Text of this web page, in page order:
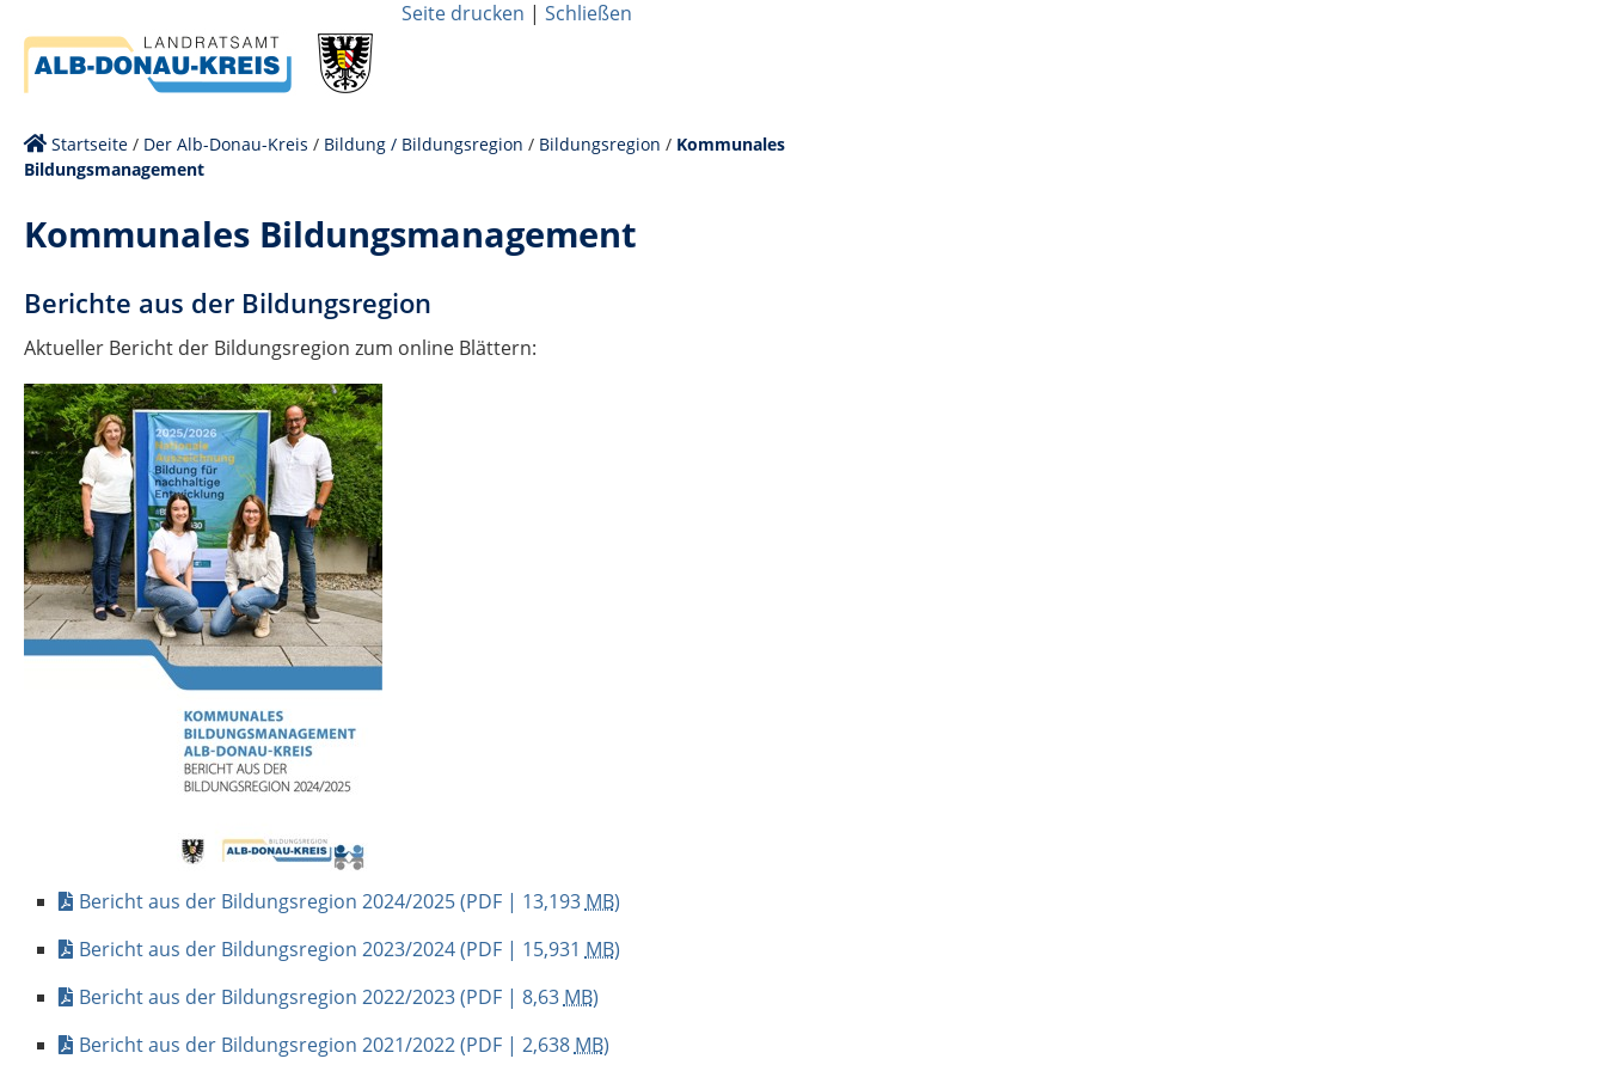
Seite drucken | Schließen
Startseite / Der Alb-Donau-Kreis / Bildung / Bildungsregion / Bildungsregion / Kommunales
Bildungsmanagement
Kommunales Bildungsmanagement
Berichte aus der Bildungsregion
Aktueller Bericht der Bildungsregion zum online Blättern:
Bericht aus der Bildungsregion 2024/2025(PDF | 13,193 MB)
Bericht aus der Bildungsregion 2023/2024(PDF | 15,931 MB)
Bericht aus der Bildungsregion 2022/2023(PDF | 8,63 MB)
Bericht aus der Bildungsregion 2021/2022(PDF | 2,638 MB)